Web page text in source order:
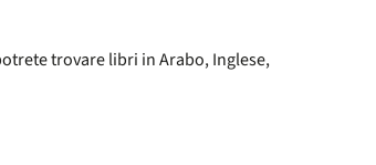
trovare libri in Arabo, Inglese,